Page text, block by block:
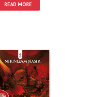
READ MORE